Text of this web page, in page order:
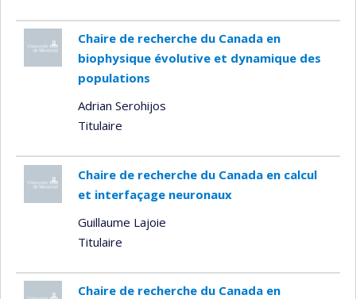
Chaire de recherche du Canada en
biophysique évolutive et dynamique des
populations
Adrian Serohijos
Titulaire
Chaire de recherche du Canada en calcul
et interfaçage neuronaux
Guillaume Lajoie
Titulaire
Chaire de recherche du Canada en